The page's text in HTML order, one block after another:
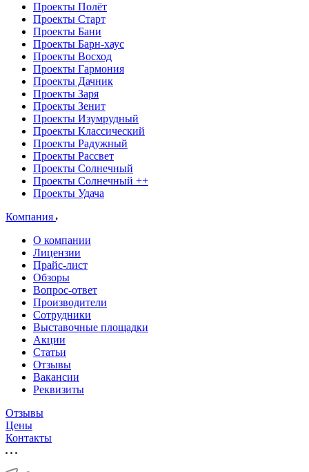
Проекты Полёт
Проекты Старт
Проекты Бани
Проекты Барн-хаус
Проекты Восход
Проекты Гармония
Проекты Дачник
Проекты Заря
Проекты Зенит
Проекты Изумрудный
Проекты Классический
Проекты Радужный
Проекты Рассвет
Проекты Солнечный
Проекты Солнечный ++
Проекты Удача
Компания
О компании
Лицензии
Прайс-лист
Обзоры
Вопрос-ответ
Производители
Сотрудники
Выставочные площадки
Акции
Статьи
Отзывы
Вакансии
Реквизиты
Отзывы
Цены
Контакты